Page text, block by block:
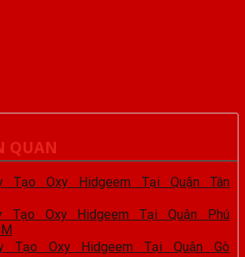
QUAN
Tạo Oxy Hidgeem Tại Quận Tân
Tạo Oxy Hidgeem Tại Quận Phú
Tạo Oxy Hidgeem Tại Quận Gò